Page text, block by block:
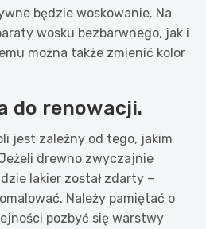
będzie woskowanie. Na
wosku bezbarwnego, jak i
można także zmienić kolor
do renowacji.
jest zależny od tego, jakim
drewno zwyczajnie
lakier został zdarty –
Należy pamiętać o
pozbyć się warstwy